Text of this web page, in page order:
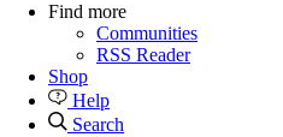
Find more
Communities
RSS Reader
Shop
Help
Search